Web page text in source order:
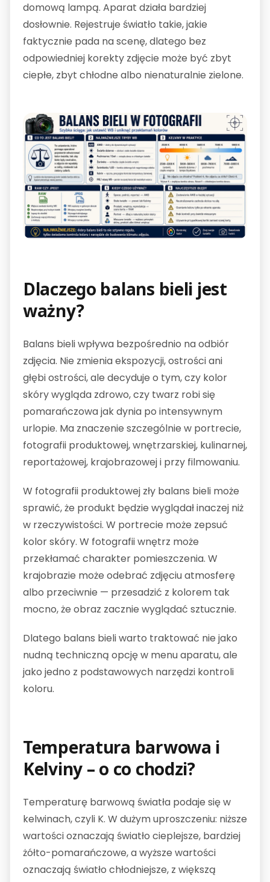
domową lampą. Aparat działa bardziej
dosłownie. Rejestruje światło takie, jakie
faktycznie pada na scenę, dlatego bez
odpowiedniej korekty zdjęcie może być zbyt
ciepłe, zbyt chłodne albo nienaturalnie zielone.
Dlaczego balans bieli jest
ważny?
Balans bieli wpływa bezpośrednio na odbiór
zdjęcia. Nie zmienia ekspozycji, ostrości ani
głębi ostrości, ale decyduje o tym, czy kolor
skóry wygląda zdrowo, czy twarz robi się
pomarańczowa jak dynia po intensywnym
urlopie. Ma znaczenie szczególnie w portrecie,
fotografii produktowej, wnętrzarskiej, kulinarnej,
reportażowej, krajobrazowej i przy filmowaniu.
W fotografii produktowej zły balans bieli może
sprawić, że produkt będzie wyglądał inaczej niż
w rzeczywistości. W portrecie może zepsuć
kolor skóry. W fotografii wnętrz może
przekłamać charakter pomieszczenia. W
krajobrazie może odebrać zdjęciu atmosferę
albo przeciwnie — przesadzić z kolorem tak
mocno, że obraz zacznie wyglądać sztucznie.
Dlatego balans bieli warto traktować nie jako
nudną techniczną opcję w menu aparatu, ale
jako jedno z podstawowych narzędzi kontroli
koloru.
Temperatura barwowa i
Kelviny – o co chodzi?
Temperaturę barwową światła podaje się w
kelwinach, czyli K. W dużym uproszczeniu: niższe
wartości oznaczają światło cieplejsze, bardziej
żółto-pomarańczowe, a wyższe wartości
oznaczają światło chłodniejsze, z większą